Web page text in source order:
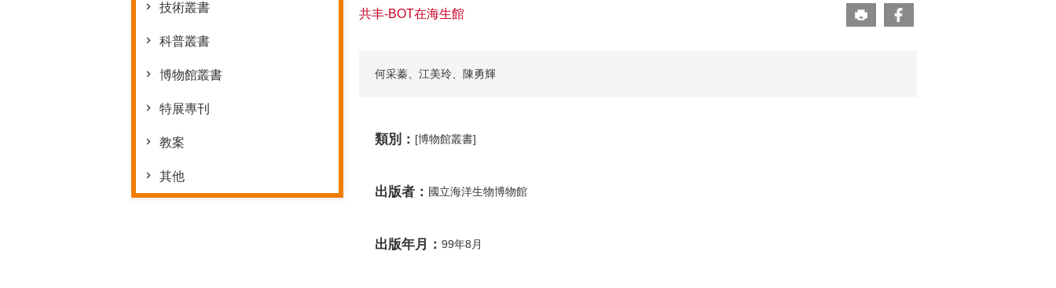
技術叢書
科普叢書
博物館叢書
特展專刊
教案
其他
共丰-BOT在海生館
何采蓁、江美玲、陳勇輝
類別： [博物館叢書]
出版者： 國立海洋生物博物館
出版年月： 99年8月